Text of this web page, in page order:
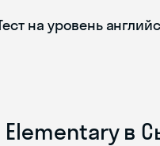
на уровень
Elementary